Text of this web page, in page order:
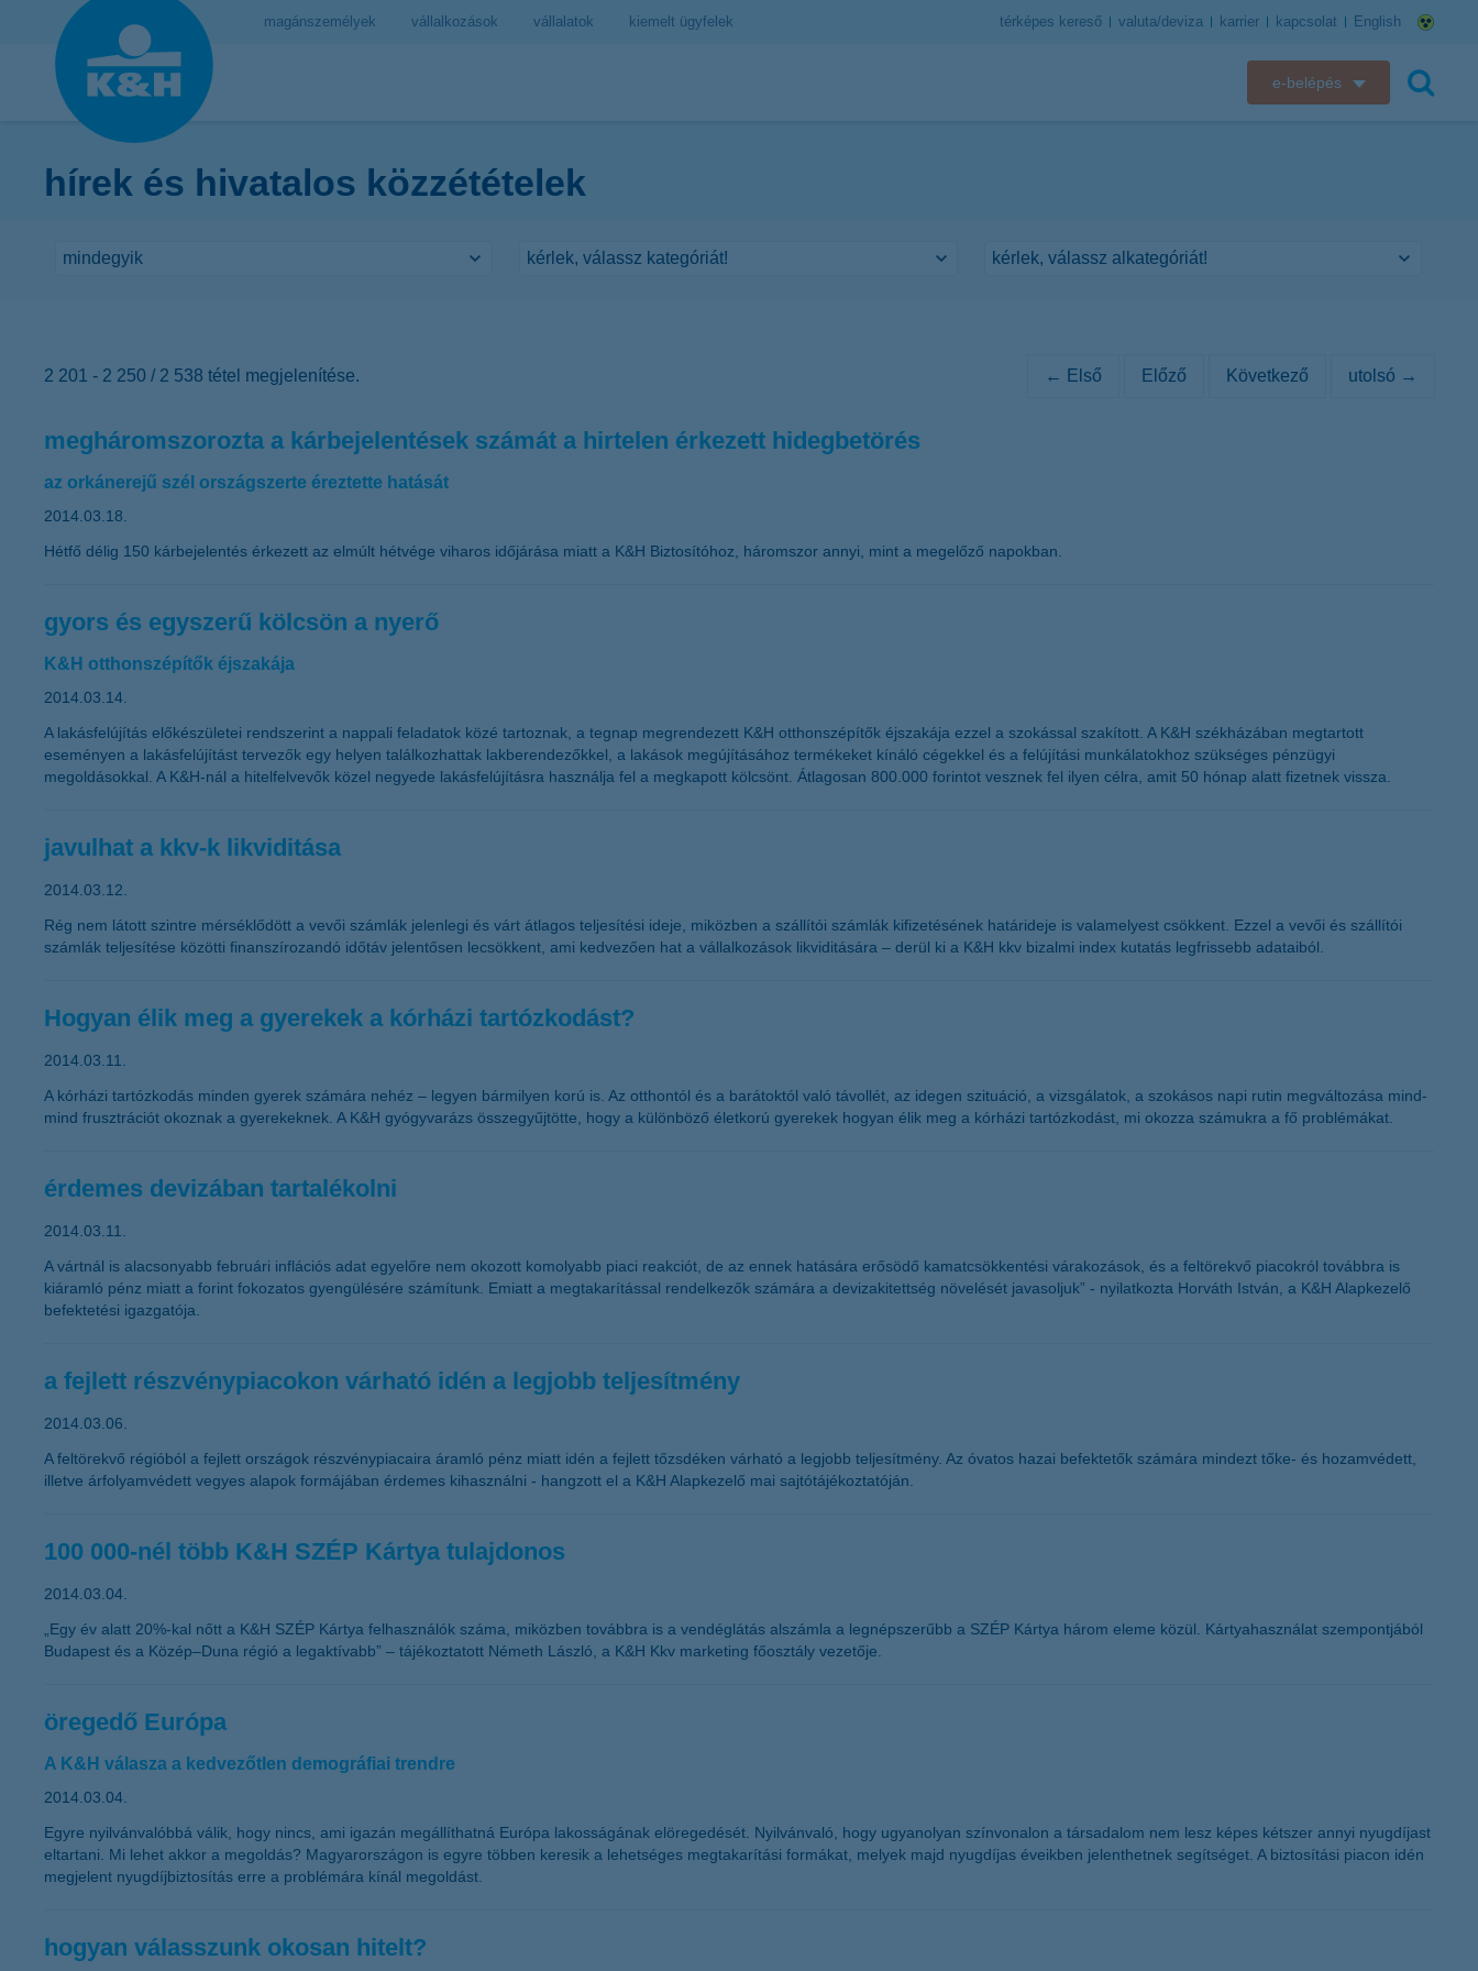
magánszemélyek vállalkozások vállalatok kiemelt ügyfelek térképes kereső valuta/deviza karrier kapcsolat English
e-belépés
hírek és hivatalos közzétételek
2 201 - 2 250 / 2 538 tétel megjelenítése. ← Első Előző Következő utolsó →
megháromszorozta a kárbejelentések számát a hirtelen érkezett hidegbetörés
az orkánerejű szél országszerte éreztette hatását
2014.03.18.
Hétfő délig 150 kárbejelentés érkezett az elmúlt hétvége viharos időjárása miatt a K&H Biztosítóhoz, háromszor annyi, mint a megelőző napokban.
gyors és egyszerű kölcsön a nyerő
K&H otthonszépítők éjszakája
2014.03.14.
A lakásfelújítás előkészületei rendszerint a nappali feladatok közé tartoznak, a tegnap megrendezett K&H otthonszépítők éjszakája ezzel a szokással szakított. A K&H székházában megtartott
eseményen a lakásfelújítást tervezők egy helyen találkozhattak lakberendezőkkel, a lakások megújításához termékeket kínáló cégekkel és a felújítási munkálatokhoz szükséges pénzügyi
megoldásokkal. A K&H-nál a hitelfelvevők közel negyede lakásfelújításra használja fel a megkapott kölcsönt. Átlagosan 800.000 forintot vesznek fel ilyen célra, amit 50 hónap alatt fizetnek vissza.
javulhat a kkv-k likviditása
2014.03.12.
Rég nem látott szintre mérséklődött a vevői számlák jelenlegi és várt átlagos teljesítési ideje, miközben a szállítói számlák kifizetésének határideje is valamelyest csökkent. Ezzel a vevői és szállítói
számlák teljesítése közötti finanszírozandó időtáv jelentősen lecsökkent, ami kedvezően hat a vállalkozások likviditására – derül ki a K&H kkv bizalmi index kutatás legfrissebb adataiból.
Hogyan élik meg a gyerekek a kórházi tartózkodást?
2014.03.11.
A kórházi tartózkodás minden gyerek számára nehéz – legyen bármilyen korú is. Az otthontól és a barátoktól való távollét, az idegen szituáció, a vizsgálatok, a szokásos napi rutin megváltozása mind-
mind frusztrációt okoznak a gyerekeknek. A K&H gyógyvarázs összegyűjtötte, hogy a különböző életkorú gyerekek hogyan élik meg a kórházi tartózkodást, mi okozza számukra a fő problémákat.
érdemes devizában tartalékolni
2014.03.11.
A vártnál is alacsonyabb februári inflációs adat egyelőre nem okozott komolyabb piaci reakciót, de az ennek hatására erősödő kamatcsökkentési várakozások, és a feltörekvő piacokról továbbra is
kiáramló pénz miatt a forint fokozatos gyengülésére számítunk. Emiatt a megtakarítással rendelkezők számára a devizakitettség növelését javasoljuk” - nyilatkozta Horváth István, a K&H Alapkezelő
befektetési igazgatója.
a fejlett részvénypiacokon várható idén a legjobb teljesítmény
2014.03.06.
A feltörekvő régióból a fejlett országok részvénypiacaira áramló pénz miatt idén a fejlett tőzsdéken várható a legjobb teljesítmény. Az óvatos hazai befektetők számára mindezt tőke- és hozamvédett,
illetve árfolyamvédett vegyes alapok formájában érdemes kihasználni - hangzott el a K&H Alapkezelő mai sajtótájékoztatóján.
100 000-nél több K&H SZÉP Kártya tulajdonos
2014.03.04.
„Egy év alatt 20%-kal nőtt a K&H SZÉP Kártya felhasználók száma, miközben továbbra is a vendéglátás alszámla a legnépszerűbb a SZÉP Kártya három eleme közül. Kártyahasználat szempontjából
Budapest és a Közép–Duna régió a legaktívabb” – tájékoztatott Németh László, a K&H Kkv marketing főosztály vezetője.
öregedő Európa
A K&H válasza a kedvezőtlen demográfiai trendre
2014.03.04.
Egyre nyilvánvalóbbá válik, hogy nincs, ami igazán megállíthatná Európa lakosságának elöregedését. Nyilvánvaló, hogy ugyanolyan színvonalon a társadalom nem lesz képes kétszer annyi nyugdíjast
eltartani. Mi lehet akkor a megoldás? Magyarországon is egyre többen keresik a lehetséges megtakarítási formákat, melyek majd nyugdíjas éveikben jelenthetnek segítséget. A biztosítási piacon idén
megjelent nyugdíjbiztosítás erre a problémára kínál megoldást.
hogyan válasszunk okosan hitelt?